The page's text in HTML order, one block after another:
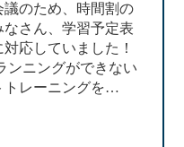
のため、時間割の
さん、学習予定表
応していました！
ニングができない
トレーニングを…